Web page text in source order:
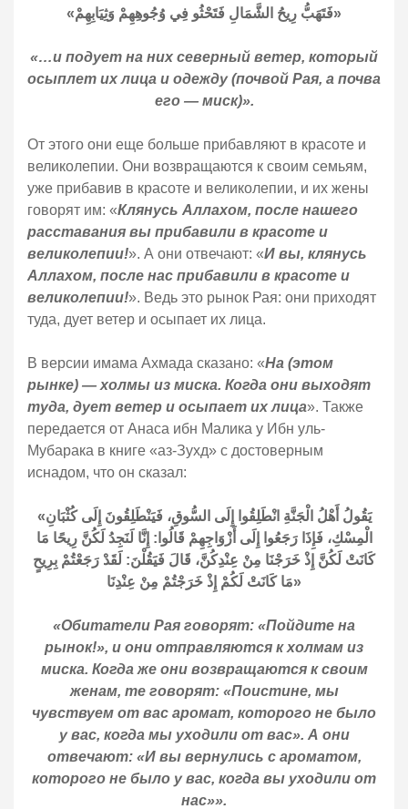
«فَتَهَبُّ رِيحُ الشَّمَالِ فَتَحْثُو فِي وُجُوهِهِمْ وَثِيَابِهِمْ»
«…и подует на них северный ветер, который
осыплет их лица и одежду (почвой Рая, а почва
его — миск)».
От этого они еще больше прибавляют в красоте и
великолепии. Они возвращаются к своим семьям,
уже прибавив в красоте и великолепии, и их жены
говорят им: «Клянусь Аллахом, после нашего
расставания вы прибавили в красоте и
великолепии!». А они отвечают: «И вы, клянусь
Аллахом, после нас прибавили в красоте и
великолепии!». Ведь это рынок Рая: они приходят
туда, дует ветер и осыпает их лица.
В версии имама Ахмада сказано: «На (этом
рынке) — холмы из миска. Когда они выходят
туда, дует ветер и осыпает их лица». Также
передается от Анаса ибн Малика у Ибн уль-
Мубарака в книге «аз-Зухд» с достоверным
иснадом, что он сказал:
«يَقُولُ أَهْلُ الْجَنَّةِ انْطَلِقُوا إِلَى السُّوقِ، فَيَنْطَلِقُونَ إِلَى كُثْبَانِ
الْمِسْكِ، فَإِذَا رَجَعُوا إِلَى أَزْوَاجِهِمْ قَالُوا: إِنَّا لَنَجِدُ لَكُنَّ رِيحًا مَا
كَانَتْ لَكُنَّ إِذْ خَرَجْنَا مِنْ عِنْدِكُنَّ، قَالَ فَيَقُلْنَ: لَقَدْ رَجَعْتُمْ بِرِيحٍ
مَا كَانَتْ لَكُمْ إِذْ خَرَجْتُمْ مِنْ عِنْدِنَا»
«Обитатели Рая говорят: «Пойдите на
рынок!», и они отправляются к холмам из
миска. Когда же они возвращаются к своим
женам, те говорят: «Поистине, мы
чувствуем от вас аромат, которого не было
у вас, когда мы уходили от вас». А они
отвечают: «И вы вернулись с ароматом,
которого не было у вас, когда вы уходили от
нас»».